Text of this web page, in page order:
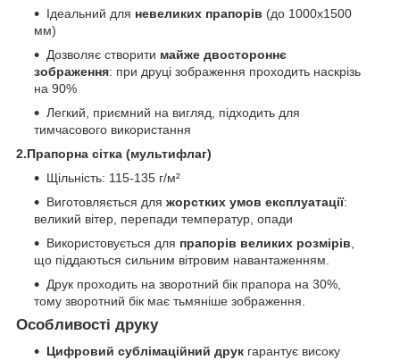
Ідеальний для невеликих прапорів (до 1000х1500
мм)
Дозволяє створити майже двостороннє
зображення: при друці зображення проходить наскрізь
на 90%
Легкий, приємний на вигляд, підходить для
тимчасового використання
2.Прапорна сітка (мультифлаг)
Щільність: 115-135 г/м²
Виготовляється для жорстких умов експлуатації:
великий вітер, перепади температур, опади
Використовується для прапорів великих розмірів
що піддаються сильним вітровим навантаженням.
Друк проходить на зворотний бік прапора на 30%,
тому зворотний бік має тьмяніше зображення.
Особливості друку
Цифровий сублімаційний друк гарантує високу